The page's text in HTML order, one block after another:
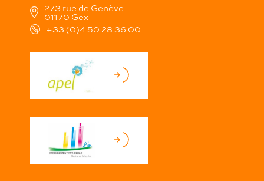
273 rue de Genève -
01170 Gex
+33 (0)4 50 28 36 00